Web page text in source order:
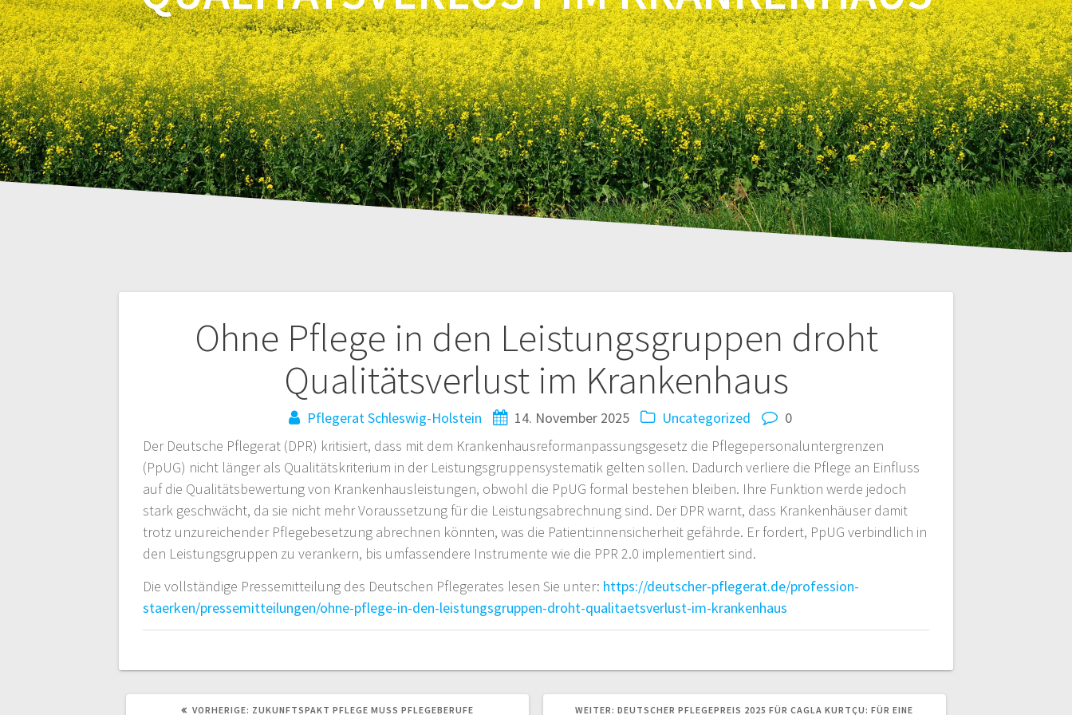
Ohne Pflege in den Leistungsgruppen droht
Qualitätsverlust im Krankenhaus
Pflegerat Schleswig-Holstein 14. November 2025 Uncategorized
0
Der Deutsche Pflegerat (DPR) kritisiert, dass mit dem Krankenhausreformanpassungsgesetz die Pflegepersonaluntergrenzen
(PpUG) nicht länger als Qualitätskriterium in der Leistungsgruppensystematik gelten sollen. Dadurch verliere die Pflege an Einfluss
auf die Qualitätsbewertung von Krankenhausleistungen, obwohl die PpUG formal bestehen bleiben. Ihre Funktion werde jedoch
stark geschwächt, da sie nicht mehr Voraussetzung für die Leistungsabrechnung sind. Der DPR warnt, dass Krankenhäuser damit
trotz unzureichender Pflegebesetzung abrechnen könnten, was die Patient:innensicherheit gefährde. Er fordert, PpUG verbindlich in
den Leistungsgruppen zu verankern, bis umfassendere Instrumente wie die PPR 2.0 implementiert sind.
Die vollständige Pressemitteilung des Deutschen Pflegerates lesen Sie unter: https://deutscher-pflegerat.de/profession-
staerken/pressemitteilungen/ohne-pflege-in-den-leistungsgruppen-droht-qualitaetsverlust-im-krankenhaus
Beitragsnavigation
VORHERIGE: VORHERIGER
ZUKUNFTSPAKT PFLEGE MUSS PFLEGEBERUFE WEITER: NÄCHSTER
DEUTSCHER PFLEGEPREIS 2025 FÜR CAGLA KURTÇU: FÜR EINE